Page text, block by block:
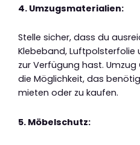
4. Umzugsmaterialien:
Stelle sicher, dass du
Klebeband, Luftpolsterfolie
zur Verfügung hast.
die Möglichkeit, das
mieten oder zu kaufen.
5. Möbelschutz: